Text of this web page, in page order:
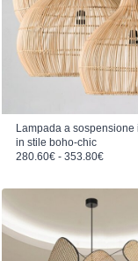
Lampada a sospensione
in stile boho-chic
280.60€ - 353.80€Fascia di prezzo: da 280.60€ a 353.80€